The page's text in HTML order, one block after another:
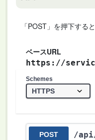
「POST」を押下する
ベースURL
https://
Schemes
POST /api